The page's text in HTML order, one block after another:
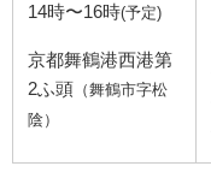
14時〜16時(予定)
京都舞鶴港西港第
2ふ頭 （舞鶴市字松
陰）